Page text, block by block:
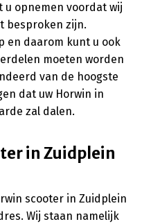
u opnemen voordat wij
besproken zijn.
en daarom kunt u ook
moeten worden
van de hoogste
dat uw Horwin in
zal dalen.
in Zuidplein
scooter in Zuidplein
Wij staan namelijk